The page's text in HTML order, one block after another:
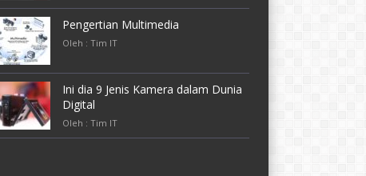
Pengertian Multimedia
Oleh : Tim IT
Ini dia 9 Jenis Kamera dalam Dunia
Digital
Oleh : Tim IT